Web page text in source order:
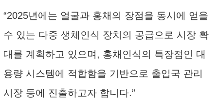
“2025년에는 얼굴과 홍채의 장점을 동시에 얻을
수 있는 다중 생체인식 장치의 공급으로 시장 확
대를 계획하고 있으며, 홍채인식의 특장점인 대
용량 시스템에 적합함을 기반으로 출입국 관리
시장 등에 진출하고자 합니다.”